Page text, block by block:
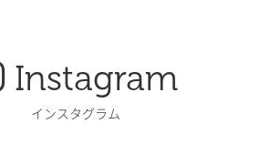
Instagram
インスタグラム